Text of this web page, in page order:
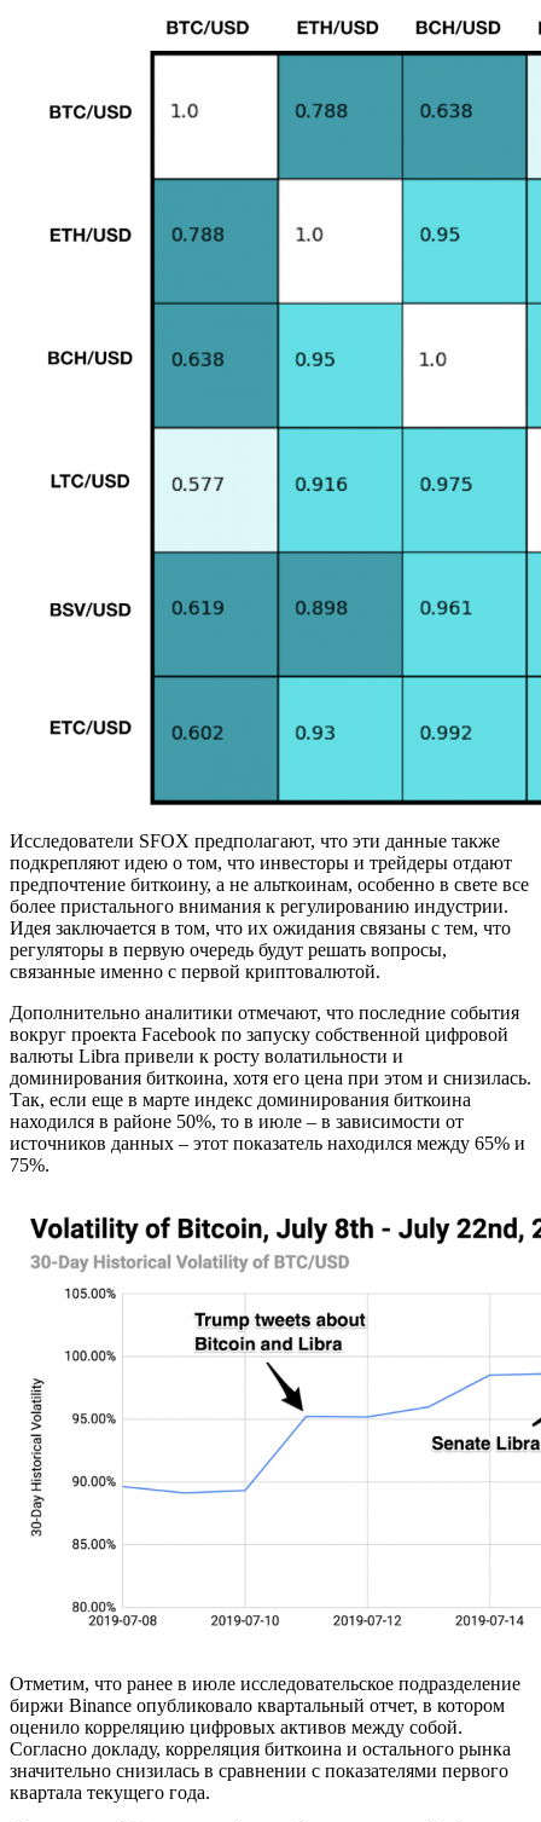
Исследователи SFOX предполагают, что эти данные также
подкрепляют идею о том, что инвесторы и трейдеры отдают
предпочтение биткоину, а не альткоинам, особенно в свете все
более пристального внимания к регулированию индустрии.
Идея заключается в том, что их ожидания связаны с тем, что
регуляторы в первую очередь будут решать вопросы,
связанные именно с первой криптовалютой.
Дополнительно аналитики отмечают, что последние события
вокруг проекта Facebook по запуску собственной цифровой
валюты Libra привели к росту волатильности и
доминирования биткоина, хотя его цена при этом и снизилась.
Так, если еще в марте индекс доминирования биткоина
находился в районе 50%, то в июле – в зависимости от
источников данных – этот показатель находился между 65% и
75%.
Отметим, что ранее в июле исследовательское подразделение
биржи Binance опубликовало квартальный отчет, в котором
оценило корреляцию цифровых активов между собой.
Согласно докладу, корреляция биткоина и остального рынка
значительно снизилась в сравнении с показателями первого
квартала текущего года.